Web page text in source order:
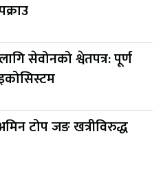
सेवोनको श्वेतपत्र: पूर्ण
टोप जङ खत्रीविरुद्ध